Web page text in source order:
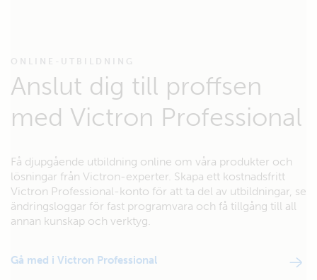
ONLINE-UTBILDNING
Anslut dig till proffsen
med Victron Professional
Få djupgående utbildning online om våra produkter och
lösningar från Victron-experter. Skapa ett kostnadsfritt
Victron Professional-konto för att ta del av utbildningar, se
ändringsloggar för fast programvara och få tillgång till all
annan kunskap och verktyg.
Gå med i Victron Professional